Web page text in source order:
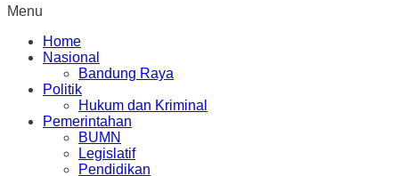
Menu
Home
Nasional
Bandung Raya
Politik
Hukum dan Kriminal
Pemerintahan
BUMN
Legislatif
Pendidikan